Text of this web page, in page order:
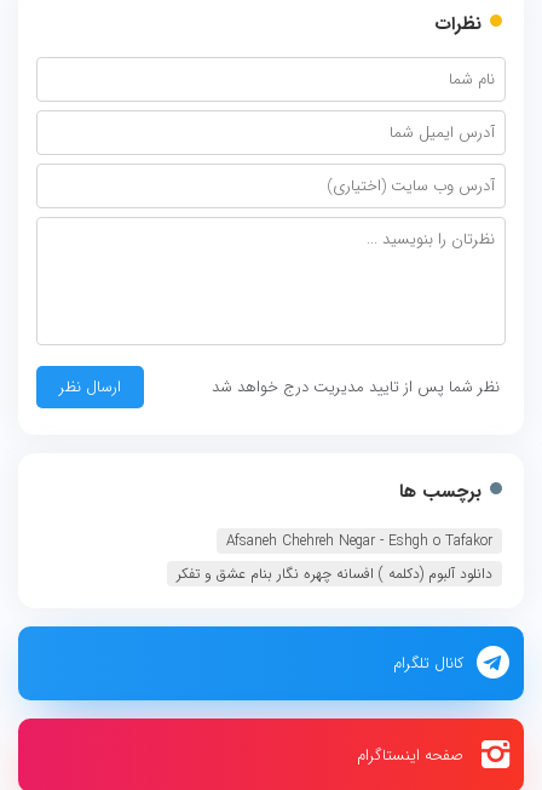
نظرات
نظر شما پس از تایید مدیریت درج خواهد شد
برچسب ها
Afsaneh Chehreh Negar - Eshgh o Tafakor
دانلود آلبوم (دکلمه ) افسانه چهره نگار بنام عشق و تفکر
کانال تلگرام
صفحه اینستاگرام